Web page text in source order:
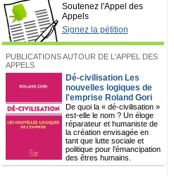
Soutenez l'Appel des
Appels
Signez la pétition
PUBLICATIONS AUTOUR DE L'APPEL DES
APPELS
Dé-civilisation Les
nouvelles logiques de
l'emprise Roland Gori
De quoi la « dé-civilisation »
est-elle le nom ? Un éloge
réparateur et humaniste de
la création envisagée en
tant que lutte sociale et
politique pour l’émancipation
des êtres humains.